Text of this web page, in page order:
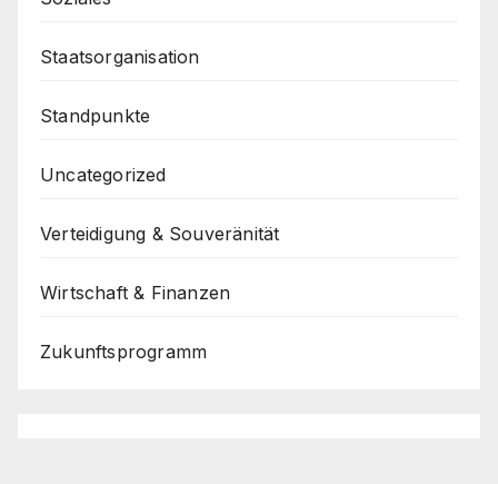
Staatsorganisation
Standpunkte
Uncategorized
Verteidigung & Souveränität
Wirtschaft & Finanzen
Zukunftsprogramm